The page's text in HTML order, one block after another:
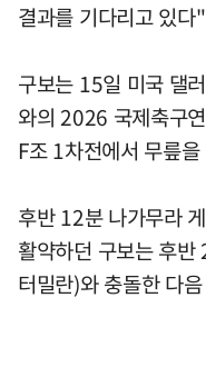
결과를 기다리고 있다
구보는 15일 미국 댈
와의 2026 국제축구
F조 1차전에서 무릎을
후반 12분 나가무라
활약하던 구보는 후
터밀란)와 충돌한 다